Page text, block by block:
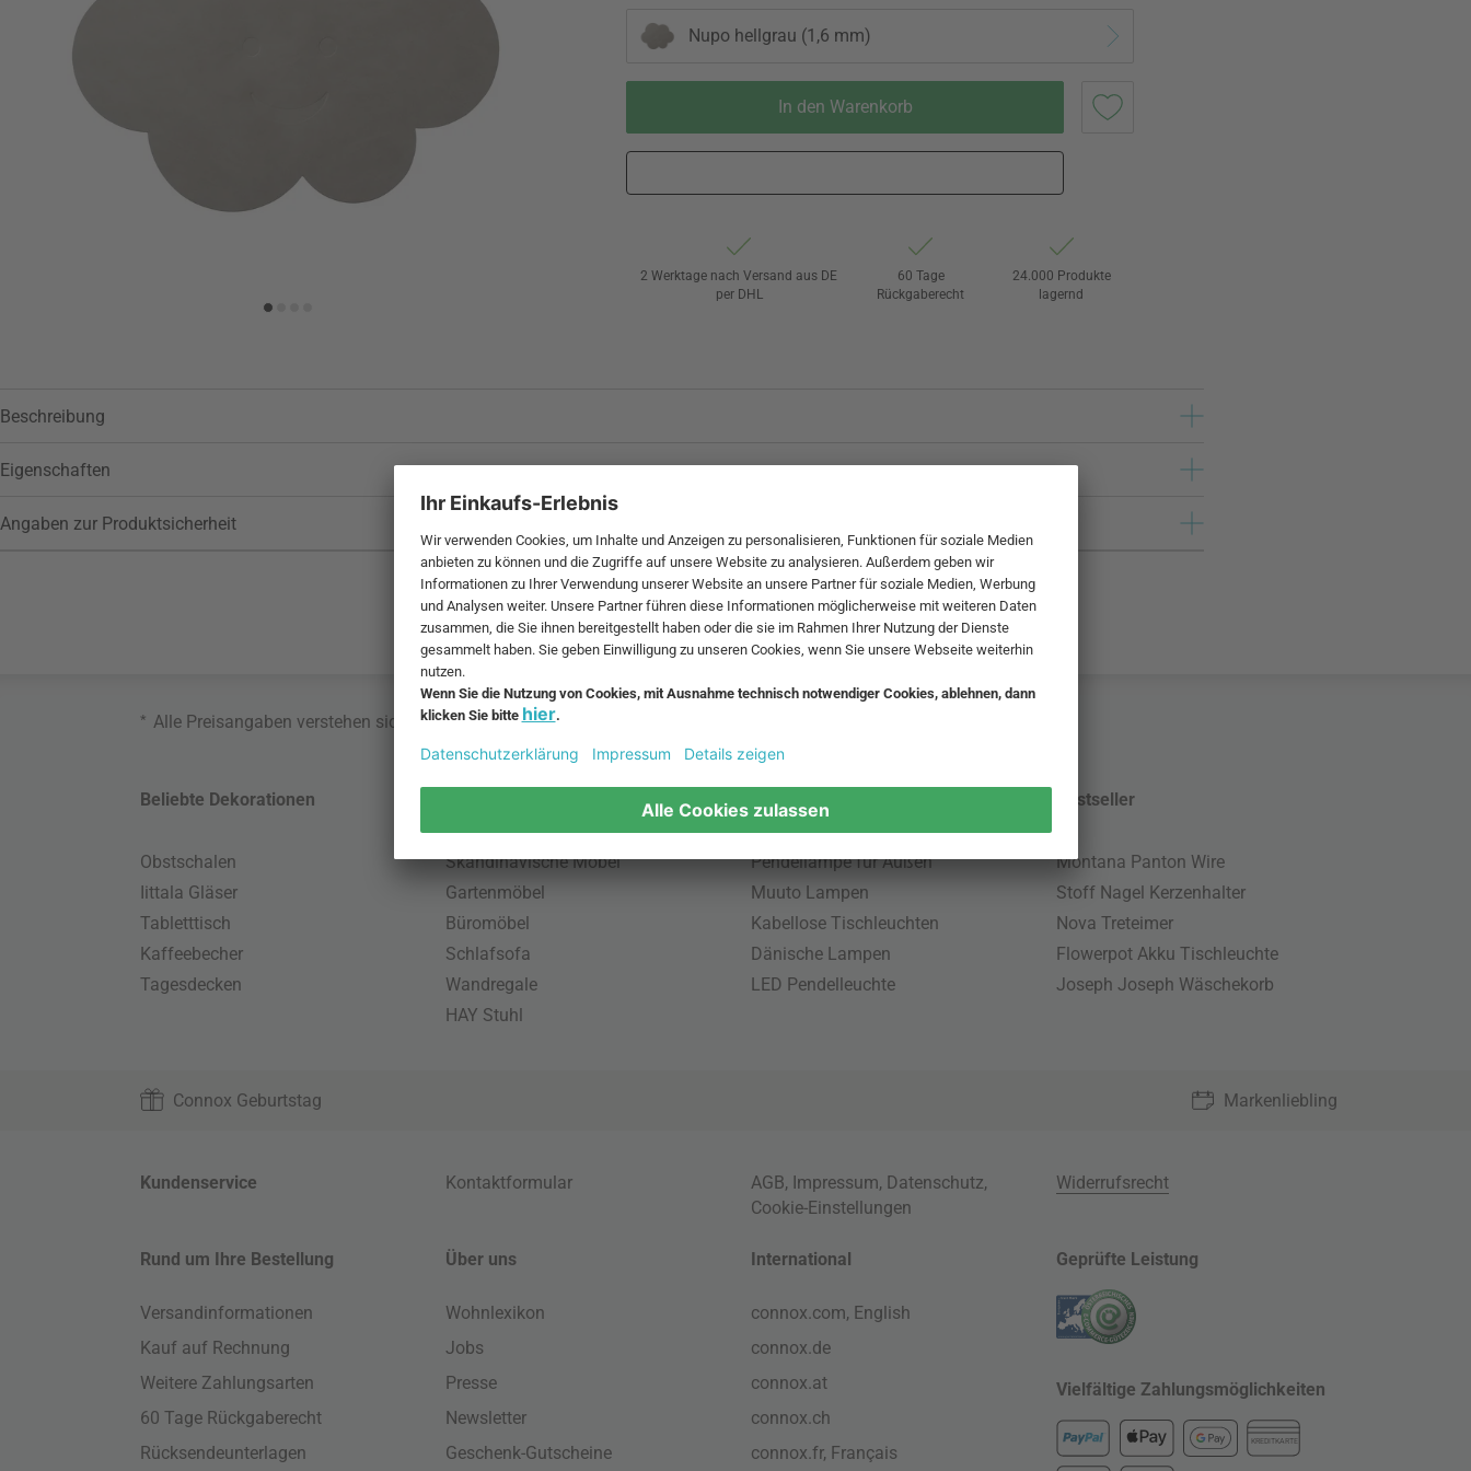
Nupo hellgrau (1,6 mm)
In den Warenkorb
Wunschliste hinzufügen
2 Werktage nach Versand aus DE
per DHL
60 Tage
Rückgaberecht
24.000 Produkte
lagernd
Beschreibung
Eigenschaften
Angaben zur Produktsicherheit
* Alle Preisangaben verstehen sich inklusive MwSt. und zzgl.
Beliebte Dekorationen
Obstschalen
Iittala Gläser
Tabletttisch
Kaffeebecher
Tagesdecken
Skandinavische Möbel
Gartenmöbel
Büromöbel
Schlafsofa
Wandregale
HAY Stuhl
Beliebte Leuchten
Pendellampe für Außen
Muuto Lampen
Kabellose Tischleuchten
Dänische Lampen
LED Pendelleuchte
Bestseller
Montana Panton Wire
Stoff Nagel Kerzenhalter
Nova Treteimer
Flowerpot Akku Tischleuchte
Joseph Joseph Wäschekorb
Connox Geburtstag Markenliebling
Kundenservice Kontaktformular AGB, Impressum, Datenschutz,
Cookie-Einstellungen
Widerrufsrecht
Rund um Ihre Bestellung
Versandinformationen
Kauf auf Rechnung
Weitere Zahlungsarten
60 Tage Rückgaberecht
Rücksendeunterlagen
Über uns
Wohnlexikon
Jobs
Presse
Newsletter
Geschenk-Gutscheine
International
connox.com, English
connox.de
connox.at
connox.ch
connox.fr, Français
Geprüfte Leistung
Vielfältige Zahlungsmöglichkeiten
KREDITKARTE